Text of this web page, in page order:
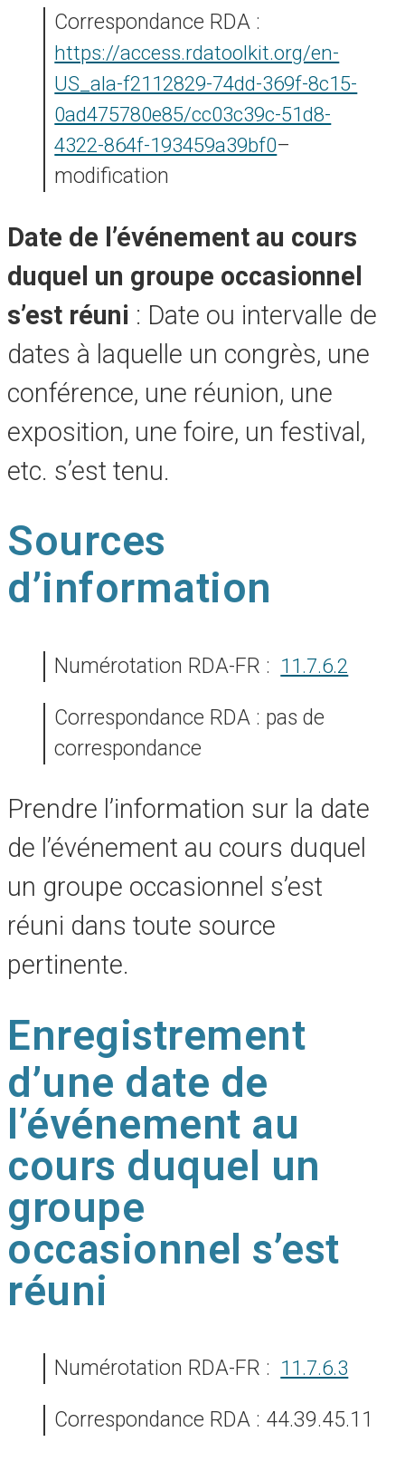
Correspondance RDA :
https://access.rdatoolkit.org/en-
US_ala-f2112829-74dd-369f-8c15-
0ad475780e85/cc03c39c-51d8-
4322-864f-193459a39bf0–
modification
date de l’événement au cours
duquel un groupe occasionnel
s’est réuni : Date ou intervalle de
dates à laquelle un congrès, une
conférence, une réunion, une
exposition, une foire, un festival,
etc. s’est tenu.
Sources
d’information
Numérotation RDA-FR : 11.7.6.2
Correspondance RDA : pas de
correspondance
Prendre l’information sur la date
de l’événement au cours duquel
un groupe occasionnel s’est
réuni dans toute source
pertinente.
Enregistrement
d’une date de
l’événement au
cours duquel un
groupe
occasionnel s’est
réuni
Numérotation RDA-FR : 11.7.6.3
Correspondance RDA : 44.39.45.11